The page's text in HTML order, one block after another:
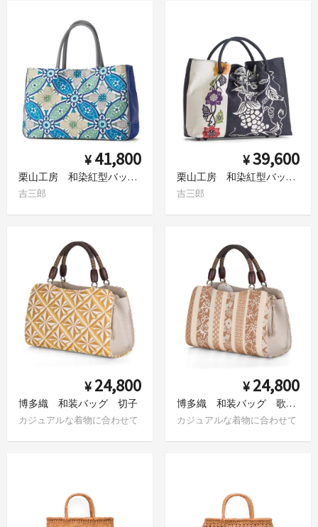
¥ 41,800
栗山工房 和染紅型バッグ 七宝
吉三郎
¥39,600
栗山工房 和染紅型バッグ 葡萄と花 白×紺
吉三郎
¥ 24,800
博多織 和装バッグ 切子
カジュアルな着物に合わせて
¥ 24,800
博多織 和装バッグ 歌舞伎好み
カジュアルな着物に合わせて